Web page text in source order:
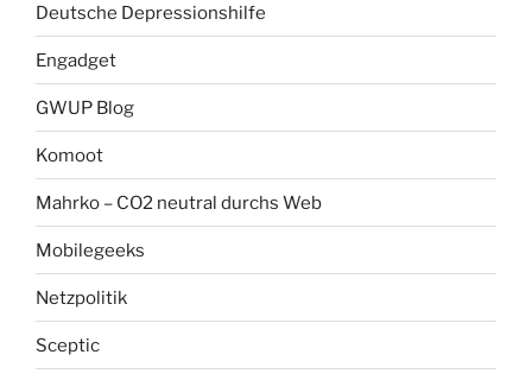
Deutsche Depressionshilfe
Engadget
GWUP Blog
Komoot
Mahrko – CO2 neutral durchs Web
Mobilegeeks
Netzpolitik
Sceptic